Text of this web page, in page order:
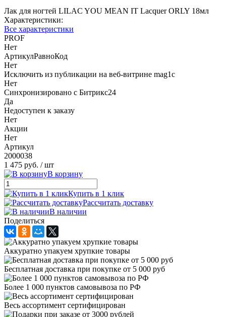
Лак для ногтей LILAC YOU MEAN IT Lacquer ORLY 18мл
Характеристики:
Все характеристики
PROF
Нет
АртикулРавноКод
Нет
Исключить из публикации на веб-витрине mag1c
Нет
Синхронизировано с Битрикс24
Да
Недоступен к заказу
Нет
Акции
Нет
Артикул
2000038
1 475 руб. / шт
В корзину
Купить в 1 клик
Рассчитать доставку
В наличии
Поделиться
Аккуратно упакуем хрупкие товары
Бесплатная доставка при покупке от 5 000 руб
Более 1 000 пунктов самовывоза по РФ
Весь ассортимент сертифицирован